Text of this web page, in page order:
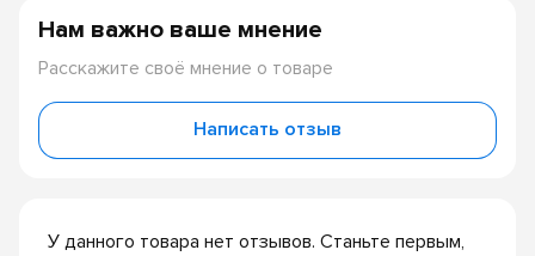
У данного товара нет отзывов. Станьте первым,
Нам важно ваше мнение
Расскажите своё мнение о товаре
Написать отзыв